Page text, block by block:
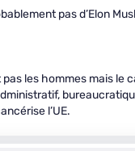
pas d’Elon
pas les hommes mais le
l’UE.